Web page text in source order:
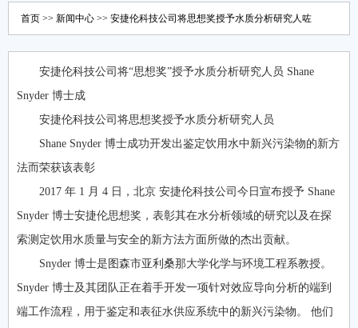
首页 >> 新闻中心 >> 安捷伦科技公司将思想奖授予水质分析研究人咗
安捷伦科技公司将“思想奖”授予水质分析研究人员 Shane
Snyder 博士成
安捷伦科技公司将思想奖授予水质分析研究人员
Shane Snyder 博士成功开发出鉴定饮用水中新兴污染物的新方
法而荣获该表彰
2017 年 1 月 4 日，北京 安捷伦科技公司今日宣布授予 Shane
Snyder 博士安捷伦思想奖，表彰其在水分析领域的研究以及在探
索测定饮用水质量与安全的新方法方面所做的杰出贡献。
Snyder 博士是图森市亚利桑那大学化学与环境工程系教授。
Snyder 博士及其团队正在着手开发一项针对效应导向分析的端到
端工作流程，用于鉴定和表征水供应系统中的新兴污染物。 他们